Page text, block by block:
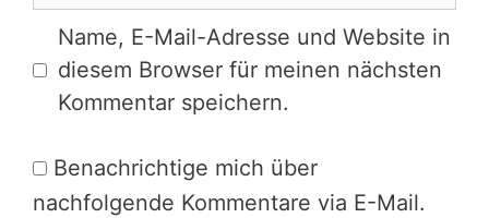
Name, E-Mail-Adresse und Website in
diesem Browser für meinen nächsten
Kommentar speichern.
Benachrichtige mich über
nachfolgende Kommentare via E-Mail.